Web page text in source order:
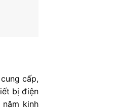
cấp,
bị điện
kinh